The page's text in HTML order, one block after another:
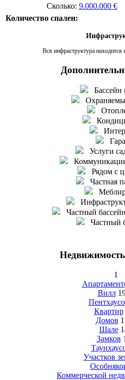
Сколько: 9.000.000 €
Количество спален:
Вся инфраструктура находится
Бассейн
Услуги
Рядом с
Частная
Частный
Частный
1
Вилл
Квартир
Домов
Шале
Замков
Участков
Коммерческой